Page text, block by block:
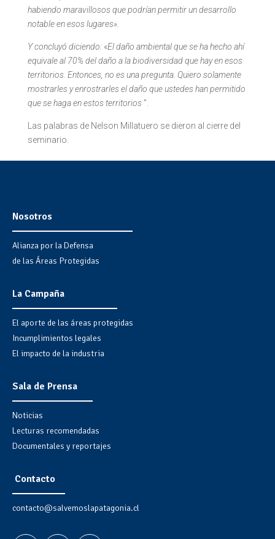
habiendo maravillosos que podrían permitir un desarrollo
notable en esos lugares».
Y concluyó diciendo:«El daño ambiental que se ha hecho ahí
equivale al 70% del daño a la biodiversidad que hay en esos
territorios. Entonces, no es una pregunta. Quiero solamente
mostrarles y enrostrarles el daño que ustedes han permitido
que se haga en estos territorios”.
Las palabras de Nelson Millatuero se dieron al cierre del
seminario.
Nosotros
Alianza por la Defensa
de las Áreas Protegidas
La Campaña
El aporte de las áreas protegidas
Incumplimientos legales
El impacto de la industria
Sala de Prensa
Noticias
Lecturas recomendadas
Documentales y reportajes
Contacto
contacto@salvemoslapatagonia.cl